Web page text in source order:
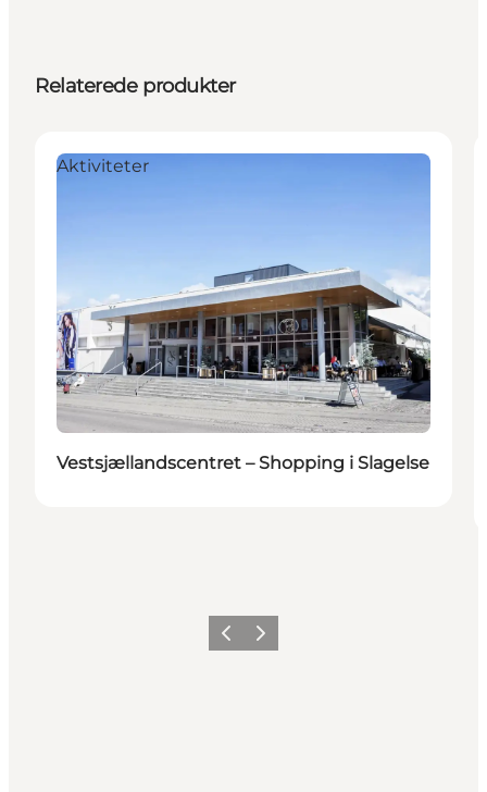
Relaterede produkter
Aktiviteter
Vestsjællandscentret – Shopping i Slagelse
ForrigeNæste